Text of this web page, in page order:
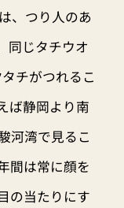
、つり人のあ
同じタチウオ
チがつれるこ
ば静岡より南
河湾で見るこ
間は常に顔を
の当たりにす